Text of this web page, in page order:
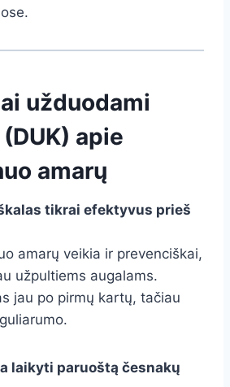
užduodami
apie
amarų
tikrai efektyvus prieš
amarų veikia ir prevenciškai,
užpultiems augalams.
jau po pirmų kartų, tačiau
laikyti paruoštą česnakų